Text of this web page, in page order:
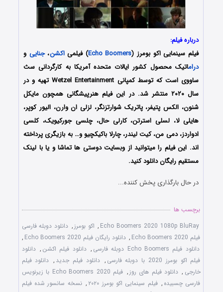
درباره فیلم:
فیلم سینمایی اکو بومرز (Echo Boomers) فیلمیاکشن،جنایی و
دراماتیک محصول کشور ایالات متحده آمریکا به کارگردانی سث
ساووی است که توسط کمپانی Wetzel Entertainment تهیه و در
سال ۲۰۲۰ منتشر شد. در این فیلم هنرپیشگانی همچون مایکل
شنون، الکس پتیفر، پاتریک شوارتزنگر، لزلی ان وارن، الیور کوپر،
هایلی لا، لسلی استرتن، کارلی حال، چلسی جورکیویک، کلسی
ادواردز، دمی من، کیت لیندر، چارلا باکیکچیو و… به بازیگری پرداخته
اند. این فیلم را میتوانید از وبسایت دوستی ها تماشا و یا با لینک
مستقیم رایگان دانلود کنید.
در حال بارگذاری پخش کننده...
برچسب ها
Echo Boomers 2020 1080p BluRay
, اکو بومرز , دانلود دوبله فارسی
فیلم Echo Boomers 2020
, دانلود رایگان فیلم Echo Boomers 2020
,
دانلود فیلم Echo Boomers دوبله فارسی
, دانلود فیلم اکشن , دانلود
فیلم اکو بومرز 2020 با دوبله فارسی
, دانلود فیلم جدید , دانلود فیلم
خارجی , دانلود فیلم های روز ,
فیلم Echo Boomers 2020 با زیرنویس
فارسی چسبیده , فیلم سینمایی اکو بومرز ۲۰۲۰ , نسخه سانسور شده فیلم